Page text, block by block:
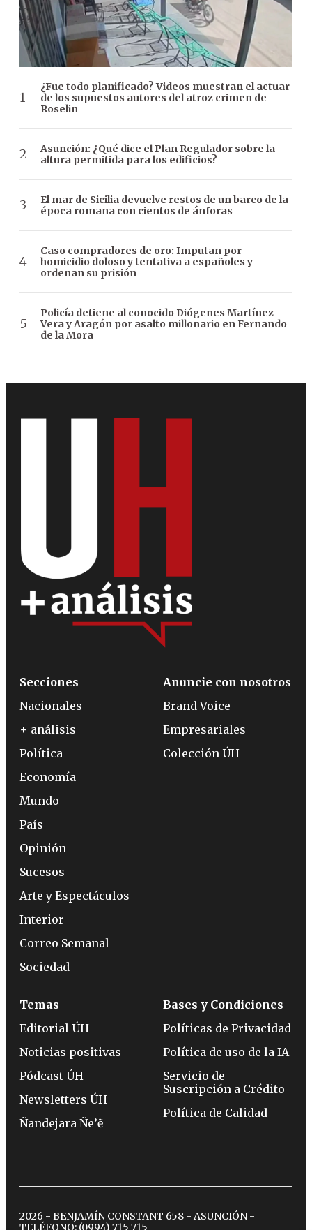
¿Fue todo planificado? Videos muestran el actuar
de los supuestos autores del atroz crimen de
Roselin
Asunción: ¿Qué dice el Plan Regulador sobre la
altura permitida para los edificios?
El mar de Sicilia devuelve restos de un barco de la
época romana con cientos de ánforas
Caso compradores de oro: Imputan por
homicidio doloso y tentativa a españoles y
ordenan su prisión
Policía detiene al conocido Diógenes Martínez
Vera y Aragón por asalto millonario en Fernando
de la Mora
Secciones
Nacionales
+ análisis
Política
Economía
Mundo
País
Opinión
Sucesos
Arte y Espectáculos
Interior
Correo Semanal
Sociedad
Anuncie con nosotros
Brand Voice
Empresariales
Colección ÚH
Temas
Editorial ÚH
Noticias positivas
Pódcast ÚH
Newsletters ÚH
Ñandejara Ñe’ẽ
Bases y Condiciones
Políticas de Privacidad
Política de uso de la IA
Servicio de
Suscripción a Crédito
Política de Calidad
2026 - BENJAMÍN CONSTANT 658 - ASUNCIÓN -
TELÉFONO: (0994) 715 715